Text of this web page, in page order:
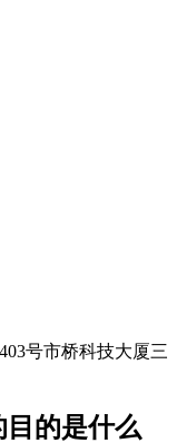
号市桥科技大厦三
的是什么